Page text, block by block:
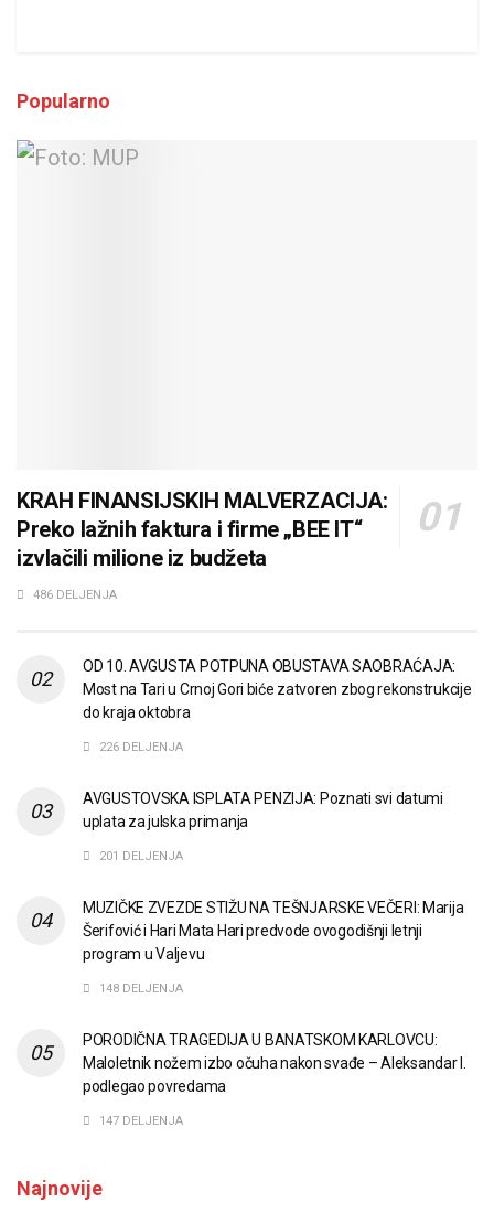
Popularno
KRAH FINANSIJSKIH MALVERZACIJA:
Preko lažnih faktura i firme „BEE IT“
izvlačili milione iz budžeta
486 DELJENJA
OD 10. AVGUSTA POTPUNA OBUSTAVA SAOBRAĆAJA:
Most na Tari u Crnoj Gori biće zatvoren zbog rekonstrukcije
do kraja oktobra
226 DELJENJA
AVGUSTOVSKA ISPLATA PENZIJA: Poznati svi datumi
uplata za julska primanja
201 DELJENJA
MUZIČKE ZVEZDE STIŽU NA TEŠNJARSKE VEČERI: Marija
Šerifović i Hari Mata Hari predvode ovogodišnji letnji
program u Valjevu
148 DELJENJA
PORODIČNA TRAGEDIJA U BANATSKOM KARLOVCU:
Maloletnik nožem izbo očuha nakon svađe – Aleksandar I.
podlegao povredama
147 DELJENJA
Najnovije